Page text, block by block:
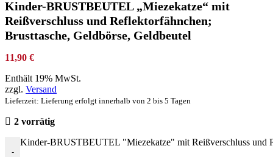
Kinder-BRUSTBEUTEL „Miezekatze“ mit
Reißverschluss und Reflektorfähnchen;
Brusttasche, Geldbörse, Geldbeutel
11,90 €
Enthält 19% MwSt.
zzgl. Versand
Lieferzeit: Lieferung erfolgt innerhalb von 2 bis 5 Tagen
2 vorrätig
-
Kinder-BRUSTBEUTEL "Miezekatze" mit Reißverschluss und